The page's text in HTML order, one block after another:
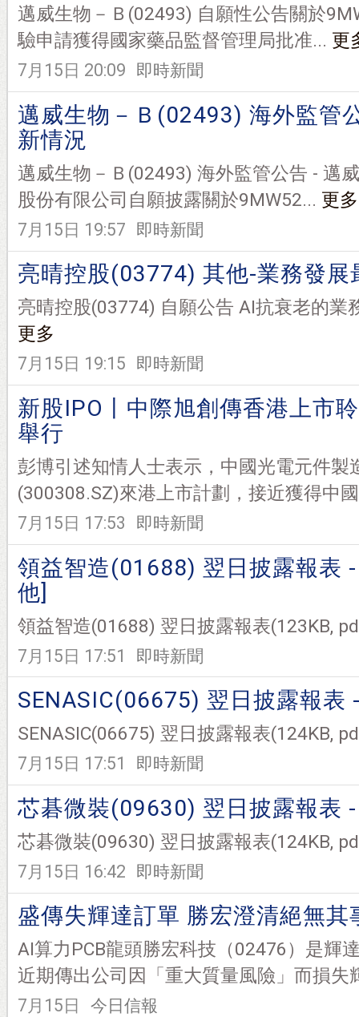
邁威生物－Ｂ(02493) 自願性公告關於
驗申請獲得國家藥品監督管理局批准... 更
7月15日 20:09 即時新聞
邁威生物－Ｂ(02493) 海外監管
新情況
邁威生物－Ｂ(02493) 海外監管公告 - 邁
股份有限公司自願披露關於9MW52... 更多
7月15日 19:57 即時新聞
亮晴控股(03774) 其他-業務發展
亮晴控股(03774) 自願公告 AI抗衰老的業
更多
7月15日 19:15 即時新聞
新股IPO丨中際旭創傳香港上市
舉行
彭博引述知情人士表示，中國光電元件製
(300308.SZ)來港上市計劃，接近獲得中
7月15日 17:53 即時新聞
領益智造(01688) 翌日披露報表
他]
領益智造(01688) 翌日披露報表(123KB,
7月15日 17:51 即時新聞
SENASIC(06675) 翌日披露報表
SENASIC(06675) 翌日披露報表(124KB,
7月15日 17:51 即時新聞
芯碁微裝(09630) 翌日披露報表
芯碁微裝(09630) 翌日披露報表(124KB,
7月15日 16:42 即時新聞
盛傳失輝達訂單 勝宏澄清絕無其
AI算力PCB龍頭勝宏科技（02476）是輝
近期傳出公司因「重大質量風險」而損失
7月15日 今日信報